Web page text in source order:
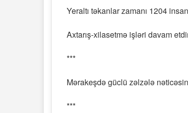
Yeraltı təkanlar zamanı 1204
Axtarış-xilasetmə işləri davam
***
Mərakeşdə güclü zəlzələ
***